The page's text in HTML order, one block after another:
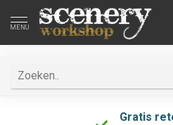
MENU
Gratis